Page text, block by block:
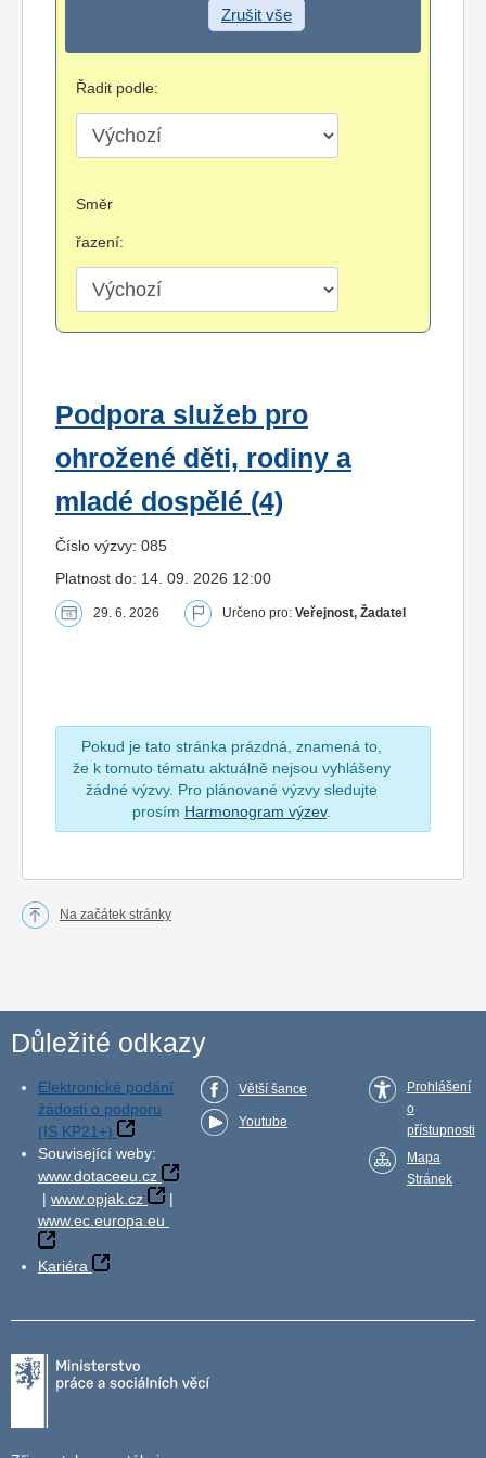
Zrušit vše
Řadit podle:
Směr
řazení:
Podpora služeb pro
ohrožené děti, rodiny a
mladé dospělé (4)
Číslo výzvy: 085
Platnost do: 14. 09. 2026 12:00
29. 6. 2026 Určeno pro: Veřejnost, Žadatel
Pokud je tato stránka prázdná, znamená to,
že k tomuto tématu aktuálně nejsou vyhlášeny
žádné výzvy. Pro plánované výzvy sledujte
prosím Harmonogram výzev.
Na začátek stránky
Důležité odkazy
Elektronické podání
žádosti o podporu
(IS KP21+)
Související weby:
www.dotaceeu.cz
| www.opjak.cz
|
www.ec.europa.eu
Kariéra
Větší šance
Youtube
Prohlášení
o
přístupnosti
Mapa
Stránek